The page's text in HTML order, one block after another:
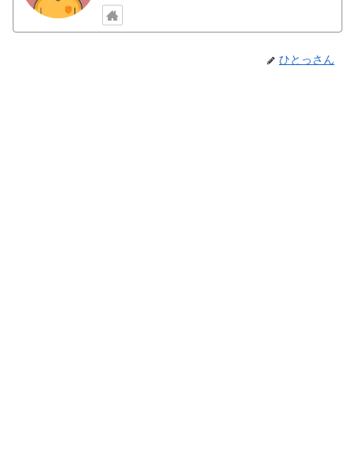
ひとっさん